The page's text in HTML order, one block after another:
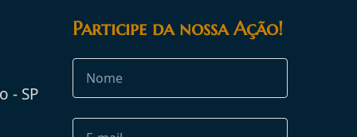
- SP
Participe da nossa Ação!